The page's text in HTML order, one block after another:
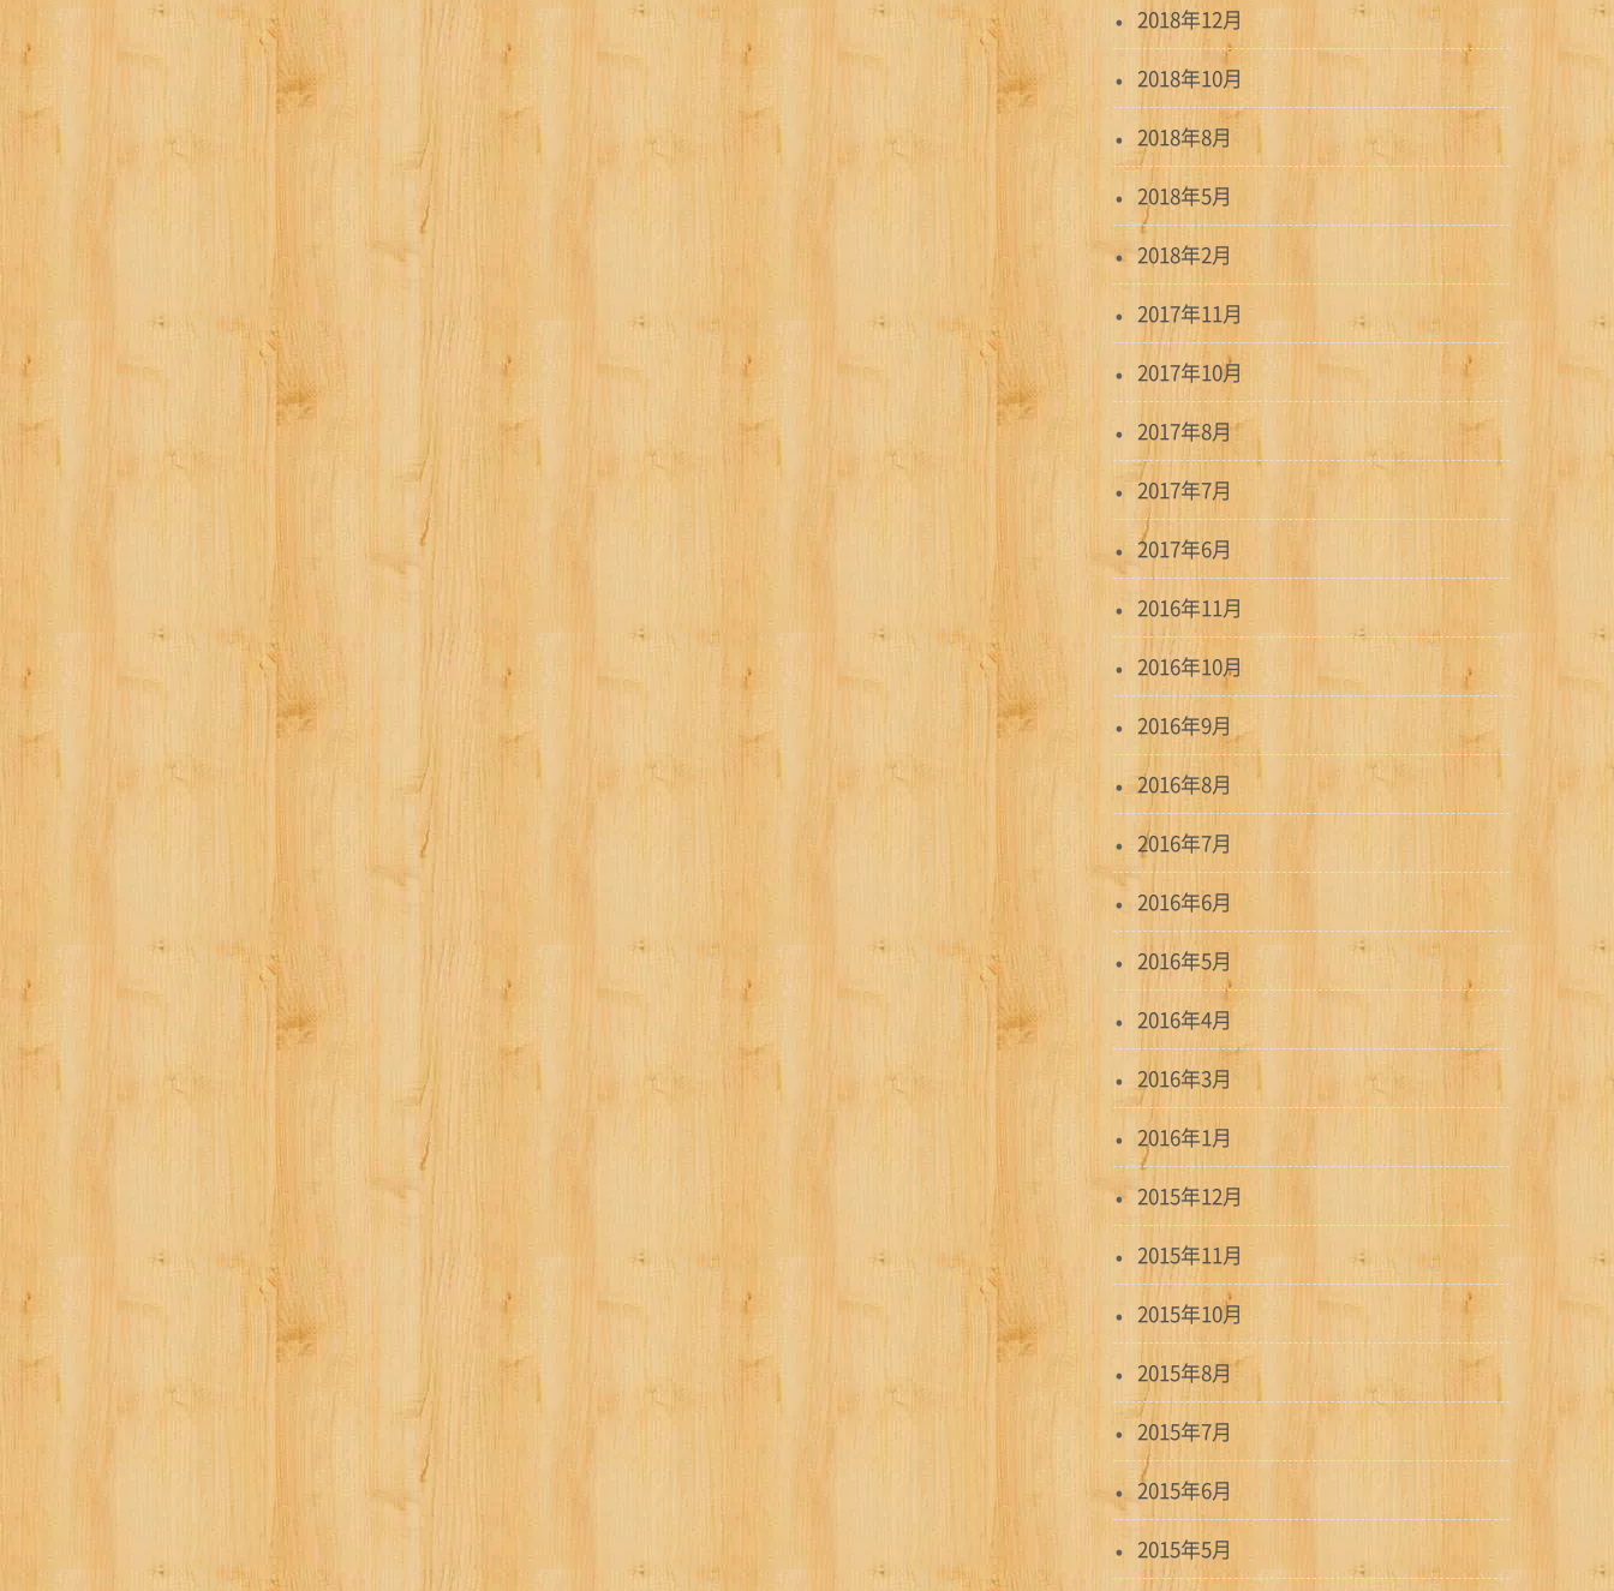
2018年12月
2018年10月
2018年8月
2018年5月
2018年2月
2017年11月
2017年10月
2017年8月
2017年7月
2017年6月
2016年11月
2016年10月
2016年9月
2016年8月
2016年7月
2016年6月
2016年5月
2016年4月
2016年3月
2016年1月
2015年12月
2015年11月
2015年10月
2015年8月
2015年7月
2015年6月
2015年5月